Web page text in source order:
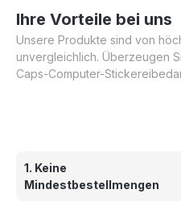
Ihre Vorteile bei uns
Unsere Produkte sind von
unvergleichlich. Überzeugen
Caps-Computer-
1. Keine
Mindestbestellmengen